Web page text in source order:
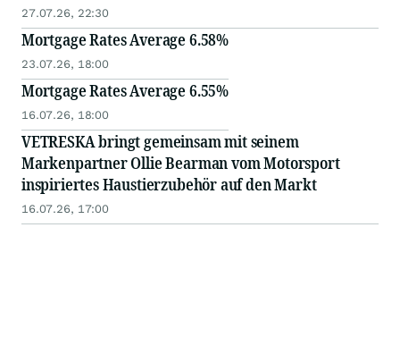
27.07.26, 22:30
Mortgage Rates Average 6.58%
23.07.26, 18:00
Mortgage Rates Average 6.55%
16.07.26, 18:00
VETRESKA bringt gemeinsam mit seinem
Markenpartner Ollie Bearman vom Motorsport
inspiriertes Haustierzubehör auf den Markt
16.07.26, 17:00